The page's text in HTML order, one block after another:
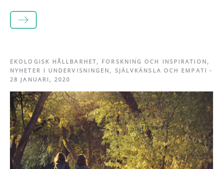
LÄS MER
EKOLOGISK HÅLLBARHET, FORSKNING OCH INSPIRATION ,
NYHETER I UNDERVISNINGEN , SJÄLVKÄNSLA OCH EMPATI -
28 JANUARI, 2020